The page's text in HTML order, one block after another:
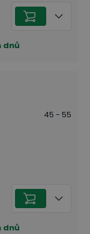
dnů
45 - 55
dnů